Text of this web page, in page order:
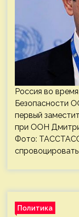
Россия во
Безопасности
первый
при ООН
Фото:
Политика